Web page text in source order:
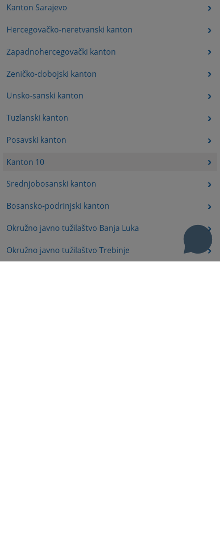
Kanton Sarajevo
Hercegovačko-neretvanski kanton
Zapadnohercegovački kanton
Zeničko-dobojski kanton
Unsko-sanski kanton
Tuzlanski kanton
Posavski kanton
Kanton 10
Srednjobosanski kanton
Bosansko-podrinjski kanton
Okružno javno tužilaštvo Banja Luka
Okružno javno tužilaštvo Trebinje